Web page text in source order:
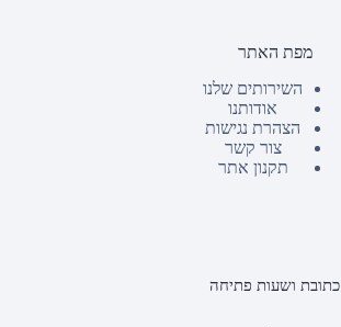
מפת האתר
השירותים שלנו
אודותנו
הצהרת נגישות
צור קשר
תקנון אתר
כתובת ושעות פתיחה